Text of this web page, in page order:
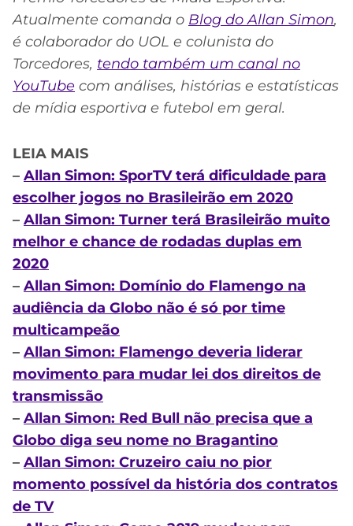
Atualmente comanda o Blog do Allan Simon,
é colaborador do UOL e colunista do
Torcedores, tendo também um canal no
YouTube com análises, histórias e estatísticas
de mídia esportiva e futebol em geral.
LEIA MAIS
– Allan Simon: SporTV terá dificuldade para
escolher jogos no Brasileirão em 2020
– Allan Simon: Turner terá Brasileirão muito
melhor e chance de rodadas duplas em
2020
– Allan Simon: Domínio do Flamengo na
audiência da Globo não é só por time
multicampeão
– Allan Simon: Flamengo deveria liderar
movimento para mudar lei dos direitos de
transmissão
– Allan Simon: Red Bull não precisa que a
Globo diga seu nome no Bragantino
– Allan Simon: Cruzeiro caiu no pior
momento possível da história dos contratos
de TV